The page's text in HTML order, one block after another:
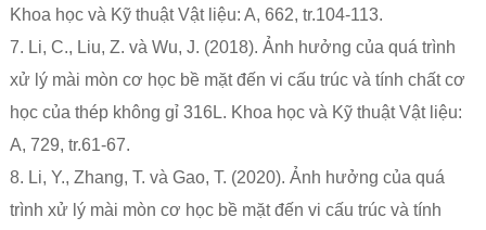
Khoa học và Kỹ thuật Vật liệu: A, 662, tr.104-113.
7. Li, C., Liu, Z. và Wu, J. (2018). Ảnh hưởng của quá trình
xử lý mài mòn cơ học bề mặt đến vi cấu trúc và tính chất cơ
học của thép không gỉ 316L. Khoa học và Kỹ thuật Vật liệu:
A, 729, tr.61-67.
8. Li, Y., Zhang, T. và Gao, T. (2020). Ảnh hưởng của quá
trình xử lý mài mòn cơ học bề mặt đến vi cấu trúc và tính